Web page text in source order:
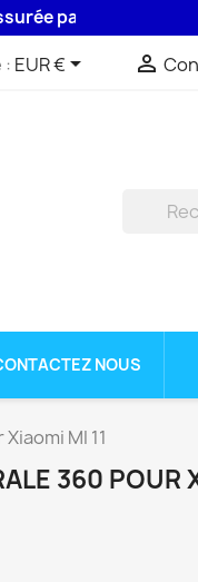
la Poste .
: EUR € 
NOUS
MI 11
360 POUR